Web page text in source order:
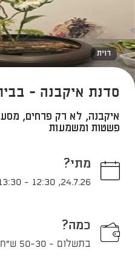
רוית
סדנת איקבנה -
איקבנה, לא רק פרחים, מסע
פשטות ומשמעות
מתי?
24.7.26
,
12:30
-
כמה?
בתשלום - 50-30 ש"ח